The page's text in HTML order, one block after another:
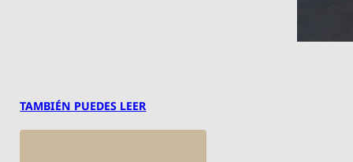
TAMBIÉN PUEDES LEER